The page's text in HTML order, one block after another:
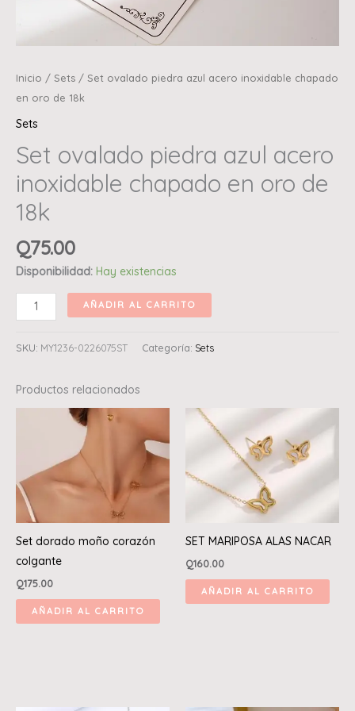
Inicio / Sets / Set ovalado piedra azul acero inoxidable chapado
en oro de 18k
Sets
Set ovalado piedra azul acero
inoxidable chapado en oro de
18k
Q75.00
Disponibilidad: Hay existencias
AÑADIR AL CARRITO
SKU: MY1236-0226075ST Categoría: Sets
Productos relacionados
Set dorado moño corazón
colgante
Q175.00
AÑADIR AL CARRITO
SET MARIPOSA ALAS NACAR
Q160.00
AÑADIR AL CARRITO